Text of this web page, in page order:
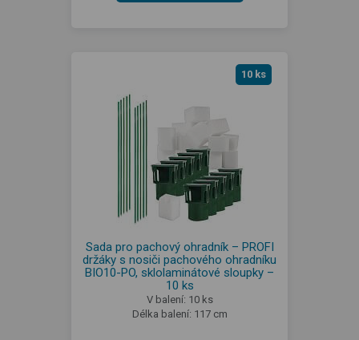
10 ks
Sada pro pachový ohradník – PROFI
držáky s nosiči pachového ohradníku
BIO10-PO, sklolaminátové sloupky –
10 ks
V balení: 10 ks
Délka balení: 117 cm